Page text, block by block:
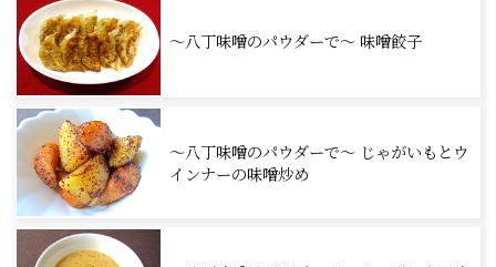
～八丁味噌のパウダーで～ 味噌餃子
～八丁味噌のパウダーで～ じゃがいもとウ
インナーの味噌炒め